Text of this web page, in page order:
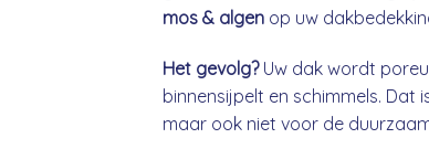
mos & algen op uw
Het gevolg?Uw dak wordt
binnensijpelt en schimmels. Dat
maar ook niet voor de